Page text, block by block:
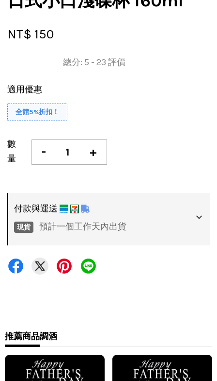
NT$ 150
總分: 5 - 23 評價
適用優惠
全館5%折扣！
數
量
- +
付款與運送
現貨 預計一個工作天內出貨
•超商 / 宅配貨到付款
•7-11 - 運費 60 元，NT 600 享免運
•全家 - 運費 60 元，NT 600 享免運
新竹物流 - 運費 80 元
推薦商品調酒